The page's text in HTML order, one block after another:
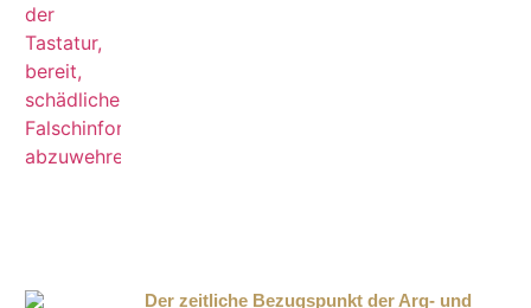
Der zeitliche Bezugspunkt der Arg- und